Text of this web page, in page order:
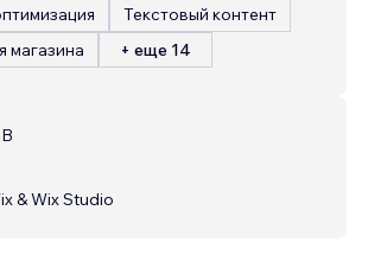
Текстовый контент
магазина
+ еще 14
& Wix Studio